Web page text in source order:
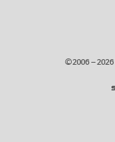
©2006 –2026